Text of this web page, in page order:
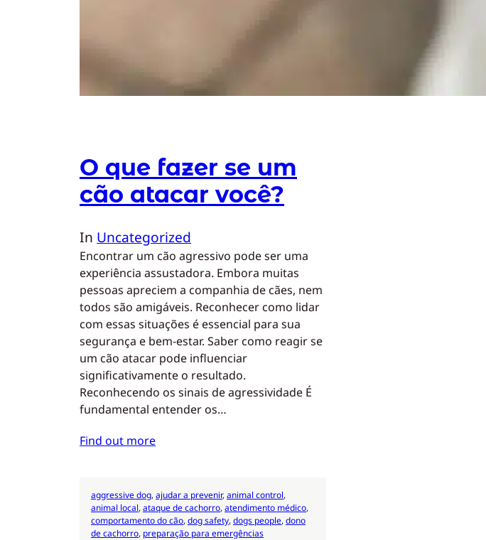
O que fazer se um
cão atacar você?
In Uncategorized
Encontrar um cão agressivo pode ser uma
experiência assustadora. Embora muitas
pessoas apreciem a companhia de cães, nem
todos são amigáveis. Reconhecer como lidar
com essas situações é essencial para sua
segurança e bem-estar. Saber como reagir se
um cão atacar pode influenciar
significativamente o resultado.
Reconhecendo os sinais de agressividade É
fundamental entender os…
Find out more
aggressive dog, ajudar a prevenir, animal control
animal local, ataque de cachorro, atendimento médico
comportamento do cão, dog safety, dogs people, dono
de cachorro, preparação para emergências